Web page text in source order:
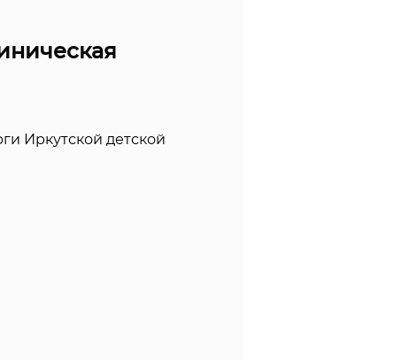
Иркутской детской